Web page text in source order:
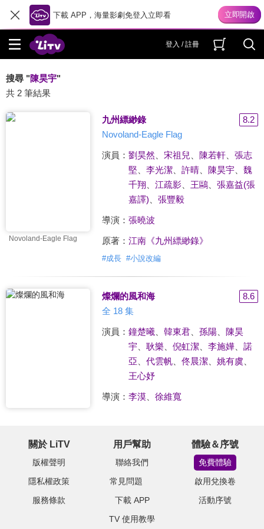
下載 APP，海量影劇免登入立即看
登入 / 註冊
搜尋 "陳昊宇"
共 2 筆結果
Novoland-Eagle Flag
九州縹緲錄
8.2
Novoland-Eagle Flag
演員： 劉昊然 宋祖兒 陳若軒、 張志
堅
李光潔、 許晴、 陳昊宇、 魏
千翔
江疏影、 王鷗、 張嘉益(張
嘉譯)
張豐毅
導演： 張曉波
原著： 江南《九州縹緲錄》
#成長 #小說改編
燦爛的風和海
8.6
全 18 集
演員： 鐘楚曦、 韓東君、 孫陽、 陳昊
宇、 耿樂 倪虹潔、 李施嬅、 諾
亞
代雲帆、 佟晨潔、 姚有虞
王心妤
導演： 李漠、 徐維寬
關於 LiTV
版權聲明
隱私權政策
服務條款
用戶幫助
聯絡我們
常見問題
下載 APP
TV 使用教學
體驗＆序號
免費體驗
啟用兌換卷
活動序號